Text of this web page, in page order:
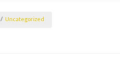
/ Uncategorized